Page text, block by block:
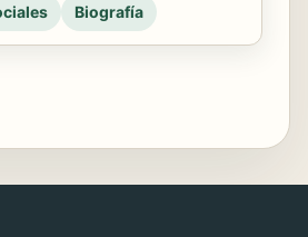
Biografía